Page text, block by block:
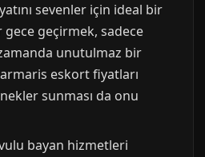
sevenler için ideal bir
gece geçirmek, sadece
unutulmaz bir
eskort fiyatları
sunması da onu
bayan hizmetleri